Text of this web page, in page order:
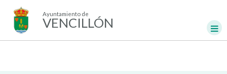
Ayuntamiento de
VENCILLÓN